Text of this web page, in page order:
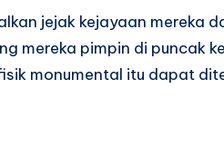
jejak kejayaan mereka
mereka pimpin di puncak
monumental itu dapat